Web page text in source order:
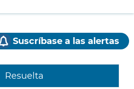
Suscríbase a las alertas
Resuelta